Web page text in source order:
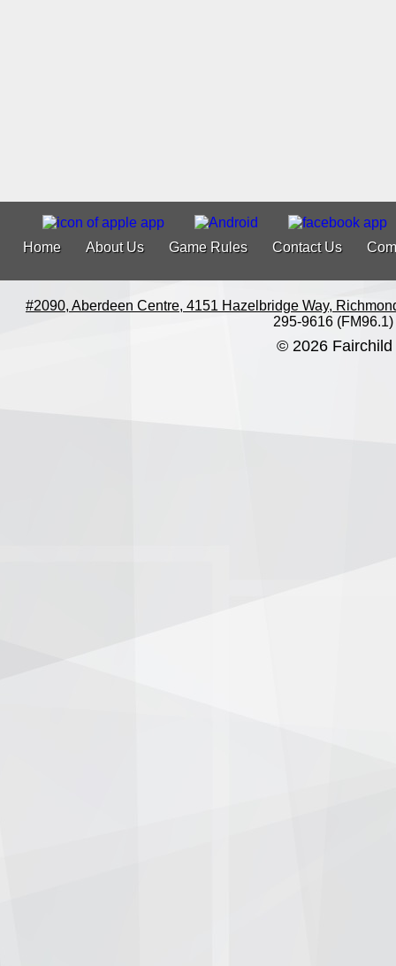
Home About Us Game Rules Contact Us
#2090, Aberdeen Centre, 4151 Hazelbridge Way,
295-9616 (FM96.1)
© 2026 Fairchild